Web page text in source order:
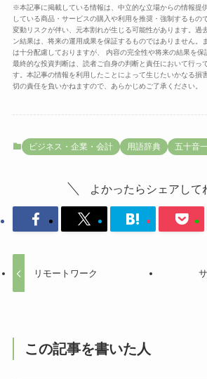
※本記事に掲載している情報は、中立的な立場からの情報提
している商品・サービスの購入や利用を推奨・強制するもの
変動リスクが伴い、元本割れが生じる可能性があります。過
ン結果は、将来の運用成果を保証するものではありません。
は十分配慮しておりますが、 内容の完全性や将来の結果を保
最終的な投資判断は、読者ご自身の判断と責任において行っ
す。本記事の情報を利用したことによって生じたいかなる損
切の責任を負いかねますので、あらかじめご了承ください。
ビジネス・企業・会計 用語辞典 五十音
よかったらシェアして
リモートワーク
この記事を書いた人